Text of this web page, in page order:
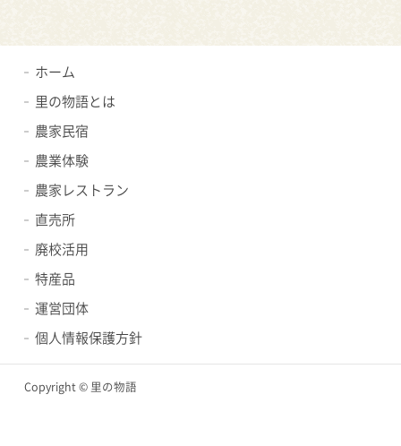
ホーム
里の物語とは
農家民宿
農業体験
農家レストラン
直売所
廃校活用
特産品
運営団体
個人情報保護方針
Copyright © 里の物語